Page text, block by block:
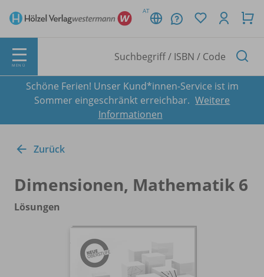
AT
MENÜ
Schöne Ferien! Unser Kund*innen-Service ist im
Sommer eingeschränkt erreichbar. Weitere
Informationen
Zurück
Dimensionen, Mathematik 6
Lösungen